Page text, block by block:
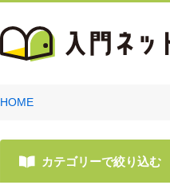
HOME
カテゴリーで絞り込む